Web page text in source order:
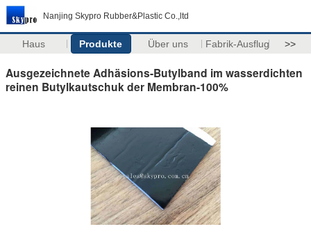
Nanjing Skypro Rubber&Plastic Co.,ltd
Haus Produkte Über uns Fabrik-Ausflug >>
Ausgezeichnete Adhäsions-Butylband im wasserdichten
reinen Butylkautschuk der Membran-100%